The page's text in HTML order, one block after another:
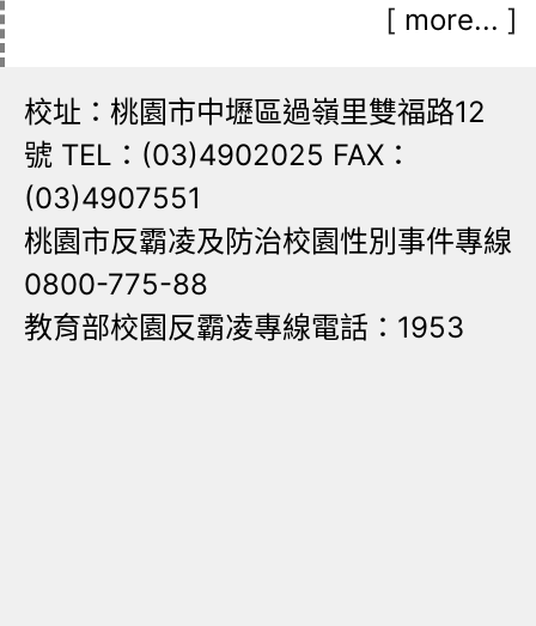
[ more... ]
校址：桃園市中壢區過嶺里雙福路12
號 TEL：(03)4902025 FAX：
(03)4907551
桃園市反霸凌及防治校園性別事件專線
0800-775-88
教育部校園反霸凌專線電話：1953